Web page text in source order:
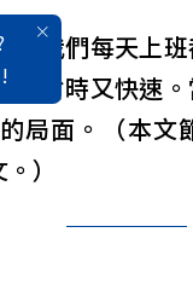
，我們每天上
且省時又快速
局面。（本文
）